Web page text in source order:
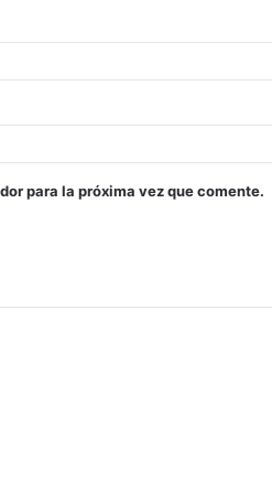
para la próxima vez que comente.